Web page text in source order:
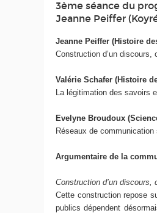
3ème séance du
Jeanne Peiffer
Jeanne Peiffer (Histoire
Construction d’un
Valérie Schafer (Histoire
La légitimation des savoirs
Evelyne Broudoux
Réseaux de
Argumentaire de la
Construction d’un
Cette construction repose
publics dépendent